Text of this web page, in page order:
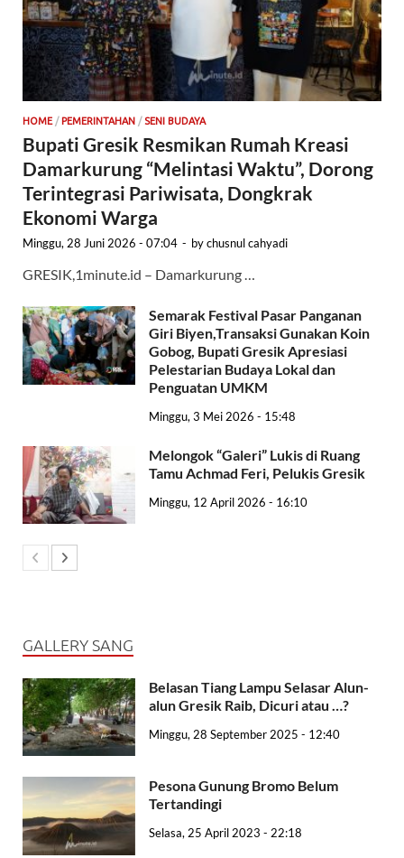
HOME/ PEMERINTAHAN /SENI BUDAYA
Bupati Gresik Resmikan Rumah Kreasi
Damarkurung “Melintasi Waktu”, Dorong
Terintegrasi Pariwisata, Dongkrak
Ekonomi Warga
Minggu, 28 Juni 2026 - 07:04 - bychusnul cahyadi
GRESIK,1minute.id – Damarkurung …
Semarak Festival Pasar Panganan
Giri Biyen,Transaksi Gunakan Koin
Gobog, Bupati Gresik Apresiasi
Pelestarian Budaya Lokal dan
Penguatan UMKM
Minggu, 3 Mei 2026 - 15:48
Melongok “Galeri” Lukis di Ruang
Tamu Achmad Feri, Pelukis Gresik
Minggu, 12 April 2026 - 16:10
GALLERY SANG
Belasan Tiang Lampu Selasar Alun-
alun Gresik Raib, Dicuri atau …?
Minggu, 28 September 2025 - 12:40
Pesona Gunung Bromo Belum
Tertandingi
Selasa, 25 April 2023 - 22:18